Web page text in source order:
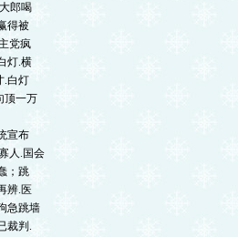
郎喝
得被
党疯
灯.横
.白灯
顶一万
宣布
人.国会
；跳
辨.医
急跳墙
裁判.